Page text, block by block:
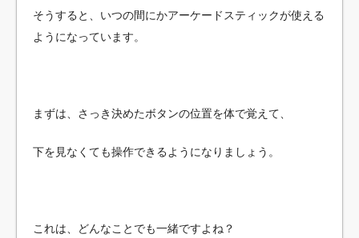
そうすると、いつの間にかアーケードスティックが使える
ようになっています。
まずは、さっき決めたボタンの位置を体で覚えて、
下を見なくても操作できるようになりましょう。
これは、どんなことでも一緒ですよね？